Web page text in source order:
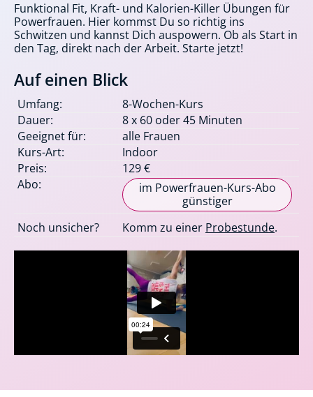
Funktional Fit, Kraft- und Kalorien-Killer Übungen für
Powerfrauen. Hier kommst Du so richtig ins
Schwitzen und kannst Dich auspowern. Ob als Start in
den Tag, direkt nach der Arbeit. Starte jetzt!
Auf einen Blick
Umfang:
8-Wochen-Kurs
Dauer:
8 x 60 oder 45 Minuten
Geeignet für:
alle Frauen
Kurs-Art:
Indoor
Preis:
129 €
Abo:
im Powerfrauen-Kurs-Abo
günstiger
Noch unsicher?
Komm zu einer Probestunde.